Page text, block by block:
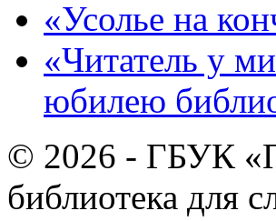
«Усолье на
«Читатель у
юбилею
© 2026 - ГБУК
библиотека для